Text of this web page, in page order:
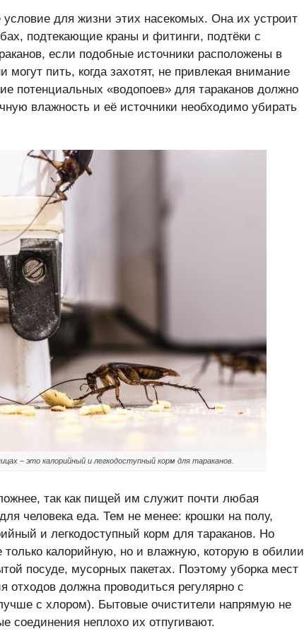
условие для жизни этих насекомых. Она их устроит
подтекающие краны и фитинги, подтёки с
если подобные источники расположены в
пить, когда захотят, не привлекая внимание
потенциальных «водопоев» для тараканов должно
влажность и её источники необходимо убирать
– это калорийный и легкодоступный корм для тараканов.
так как пищей им служит почти любая
человека еда. Тем не менее: крошки на полу,
и легкодоступный корм для тараканов. Но
калорийную, но и влажную, которую в обилии
посуде, мусорных пакетах. Поэтому уборка мест
отходов должна проводиться регулярно с
с хлором). Бытовые очистители напрямую не
соединения неплохо их отпугивают.